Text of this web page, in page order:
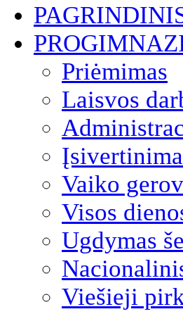
Priėmimas
Laisvos
Vaiko
Visos
Ugdymas
Viešieji